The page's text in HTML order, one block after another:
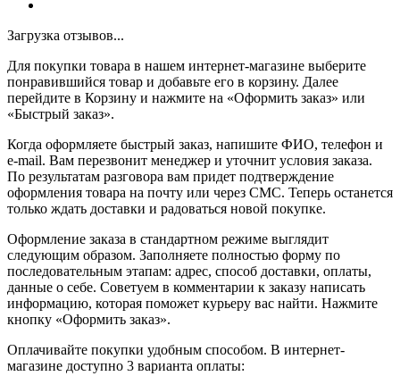
Загрузка отзывов...
Для покупки товара в нашем интернет-магазине выберите
понравившийся товар и добавьте его в корзину. Далее
перейдите в Корзину и нажмите на «Оформить заказ» или
«Быстрый заказ».
Когда оформляете быстрый заказ, напишите ФИО, телефон и
e-mail. Вам перезвонит менеджер и уточнит условия заказа.
По результатам разговора вам придет подтверждение
оформления товара на почту или через СМС. Теперь останется
только ждать доставки и радоваться новой покупке.
Оформление заказа в стандартном режиме выглядит
следующим образом. Заполняете полностью форму по
последовательным этапам: адрес, способ доставки, оплаты,
данные о себе. Советуем в комментарии к заказу написать
информацию, которая поможет курьеру вас найти. Нажмите
кнопку «Оформить заказ».
Оплачивайте покупки удобным способом. В интернет-
магазине доступно 3 варианта оплаты: